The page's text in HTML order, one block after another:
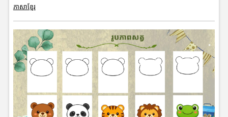
ភាសាខ្មែរ